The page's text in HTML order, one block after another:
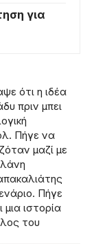
για
ότι η ιδέα
πριν μπει
Πήγε να
μαζί με
Πήγε
ιστορία
του